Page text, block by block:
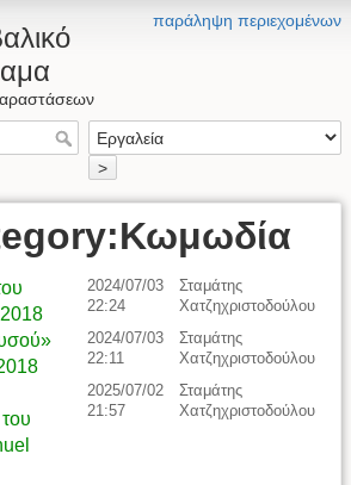
παράληψη περιεχομένων
>
2024/07/03
22:24
Σταμάτης
Χατζηχριστοδούλου
2024/07/03
22:11
Σταμάτης
Χατζηχριστοδούλου
2025/07/02
21:57
Σταμάτης
Χατζηχριστοδούλου